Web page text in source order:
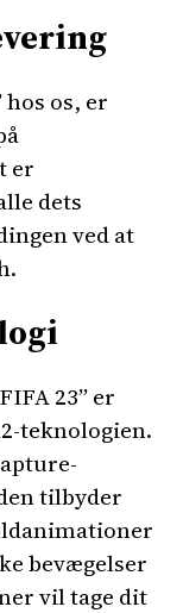
os, er
er
dets
ved at
23” er
teknologien.
tilbyder
bevægelser
vil tage dit